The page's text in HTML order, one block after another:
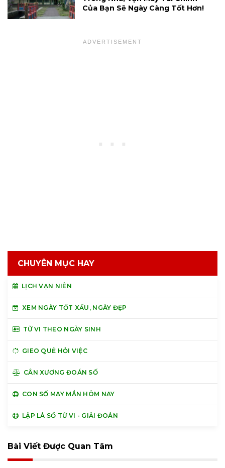
Của Bạn Sẽ Ngày Càng Tốt Hơn!
CHUYÊN MỤC HAY
LỊCH VẠN NIÊN
XEM NGÀY TỐT XẤU, NGÀY ĐẸP
TỬ VI THEO NGÀY SINH
GIEO QUẺ HỎI VIỆC
CÂN XƯƠNG ĐOÁN SỐ
CON SỐ MAY MẮN HÔM NAY
LẬP LÁ SỐ TỬ VI - GIẢI ĐOÁN
Bài Viết Được Quan Tâm